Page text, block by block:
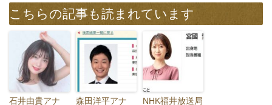
こちらの記事も読まれています
石井由貴アナ
森田洋平アナ
NHK福井放送局